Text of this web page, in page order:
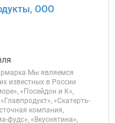
ООО
Мы являемся
известных в России
«Посейдон и К»,
«Скатерть-
компания,
фудс», «Вкуснятина»,